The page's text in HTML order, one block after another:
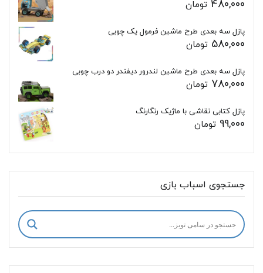
480,000 تومان
پازل سه بعدی طرح ماشین فرمول یک چوبی
580,000 تومان
پازل سه بعدی طرح ماشین لندرور دیفندر دو درب چوبی
780,000 تومان
پازل کتابی نقاشی با ماژیک رنگارنگ
99,000 تومان
جستجوی اسباب بازی